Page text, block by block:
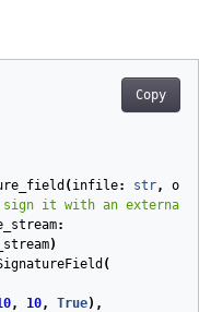
Copy
( infile: str,
sign it with an
:
)
(
, 10, True),